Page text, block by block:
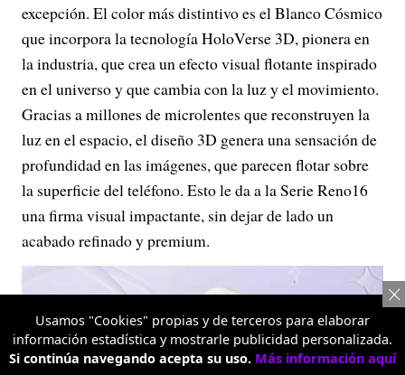
excepción. El color más distintivo es el Blanco Cósmico
que incorpora la tecnología HoloVerse 3D, pionera en
la industria, que crea un efecto visual flotante inspirado
en el universo y que cambia con la luz y el movimiento.
Gracias a millones de microlentes que reconstruyen la
luz en el espacio, el diseño 3D genera una sensación de
profundidad en las imágenes, que parecen flotar sobre
la superficie del teléfono. Esto le da a la Serie Reno16
una firma visual impactante, sin dejar de lado un
acabado refinado y premium.
Usamos "Cookies" propias y de terceros para elaborar
información estadística y mostrarle publicidad personalizada.
Si continúa navegando acepta su uso. Más información aquí